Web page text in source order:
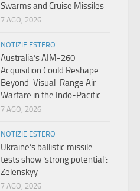
Swarms and Cruise Missiles
7 AGO, 2026
NOTIZIE ESTERO
Australia’s AIM-260
Acquisition Could Reshape
Beyond-Visual-Range Air
Warfare in the Indo-Pacific
7 AGO, 2026
NOTIZIE ESTERO
Ukraine’s ballistic missile
tests show ‘strong potential’:
Zelenskyy
7 AGO, 2026